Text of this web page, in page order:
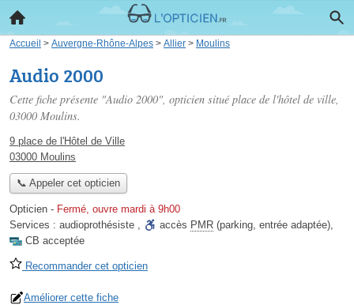
Accueil > Auvergne-Rhône-Alpes > Allier > Moulins
Audio 2000
Cette fiche présente "Audio 2000", opticien situé place de l'hôtel de ville,
03000 Moulins.
9 place de l'Hôtel de Ville
03000 Moulins
📞 Appeler cet opticien
Opticien - Fermé, ouvre mardi à 9h00
Services : audioprothésiste , accès PMR (parking, entrée adaptée),
CB acceptée
Recommander cet opticien
Améliorer cette fiche